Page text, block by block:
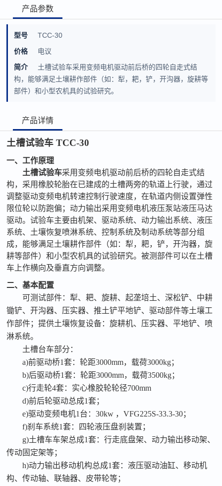
产品参数
型号
TCC-30
价格
电议
简介
土槽试验车采用变频电机驱动前后桥的四轮自走式结
构，能够满足土壤耕作部件（如：犁，耙，铲，开沟器，旋耕等
部件）和小型农机具的试验研究。
产品详情
土槽试验车 TCC-30
一、工作原理
土槽试验车采用变频电机驱动前后桥的四轮自走式结
构，采用橡胶轮胎在已建成的土槽两旁的轨道上行驶，通过
调整驱动变频电机转速控制行驶速度，在轨道内侧设置弹性
限位轮以防跑偏；动力输出采用变频电机液压泵站液压马达
驱动。试验车主要由机架、驱动系统、动力输出系统、液压
系统、土壤恢复喷淋系统、控制系统及制动系统等部分组
成，能够满足土壤耕作部件（如：犁，耙，铲，开沟器，旋
耕等部件）和小型农机具的试验研究。被测部件可以在土槽
车上作横向及垂直方向调整。
二、基本配置
可测试部件：犁、耙、旋耕、起垄培土、深松铲、中耕
锄铲、开沟器、压实器、推土铲平地铲、驱动部件等土壤工
作部件；提供土壤恢复设备：旋耕机、压实器、平地铲、喷
淋系统。
土槽台车部分：
a)前驱动桥1套：轮距3000mm，载荷3000kg；
b)后驱动桥1套：轮距3000mm，载荷3500kg；
c)行走轮4套：实心橡胶轮轮径700mm
d)前后轮驱动总成1套；
e)驱动变频电机1台：30kw ，VFG225S-33.3-30；
f)刹车系统1套：四轮液压盘刹装置；
g)土槽车车架总成1套：行走底盘架、动力输出移动架、
传动固定架等；
h)动力输出移动机构总成1套：液压驱动油缸、移动机
构、传动轴、联轴器、皮带轮等；